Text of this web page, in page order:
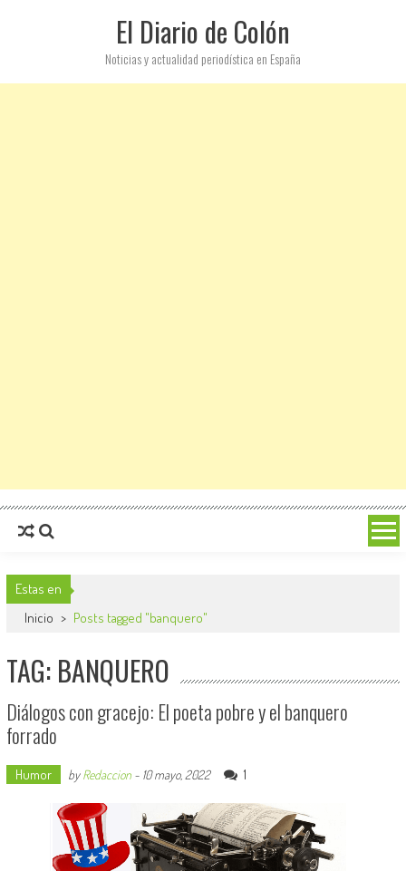
El Diario de Colón
Noticias y actualidad periodística en España
Estas en
Inicio > Posts tagged "banquero"
TAG: BANQUERO
Diálogos con gracejo: El poeta pobre y el banquero
forrado
Humor byRedaccion- 10 mayo, 2022 1